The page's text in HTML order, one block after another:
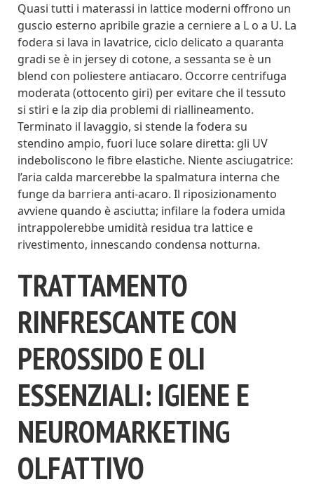
Quasi tutti i materassi in lattice moderni offrono un
guscio esterno apribile grazie a cerniere a L o a U. La
fodera si lava in lavatrice, ciclo delicato a quaranta
gradi se è in jersey di cotone, a sessanta se è un
blend con poliestere antiacaro. Occorre centrifuga
moderata (ottocento giri) per evitare che il tessuto
si stiri e la zip dia problemi di riallineamento.
Terminato il lavaggio, si stende la fodera su
stendino ampio, fuori luce solare diretta: gli UV
indeboliscono le fibre elastiche. Niente asciugatrice:
l’aria calda marcerebbe la spalmatura interna che
funge da barriera anti-acaro. Il riposizionamento
avviene quando è asciutta; infilare la fodera umida
intrappolerebbe umidità residua tra lattice e
rivestimento, innescando condensa notturna.
TRATTAMENTO
RINFRESCANTE CON
PEROSSIDO E OLI
ESSENZIALI: IGIENE E
NEUROMARKETING
OLFATTIVO